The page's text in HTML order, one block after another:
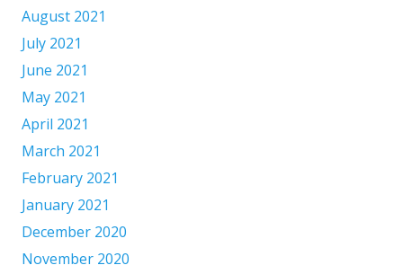
August 2021
July 2021
June 2021
May 2021
April 2021
March 2021
February 2021
January 2021
December 2020
November 2020